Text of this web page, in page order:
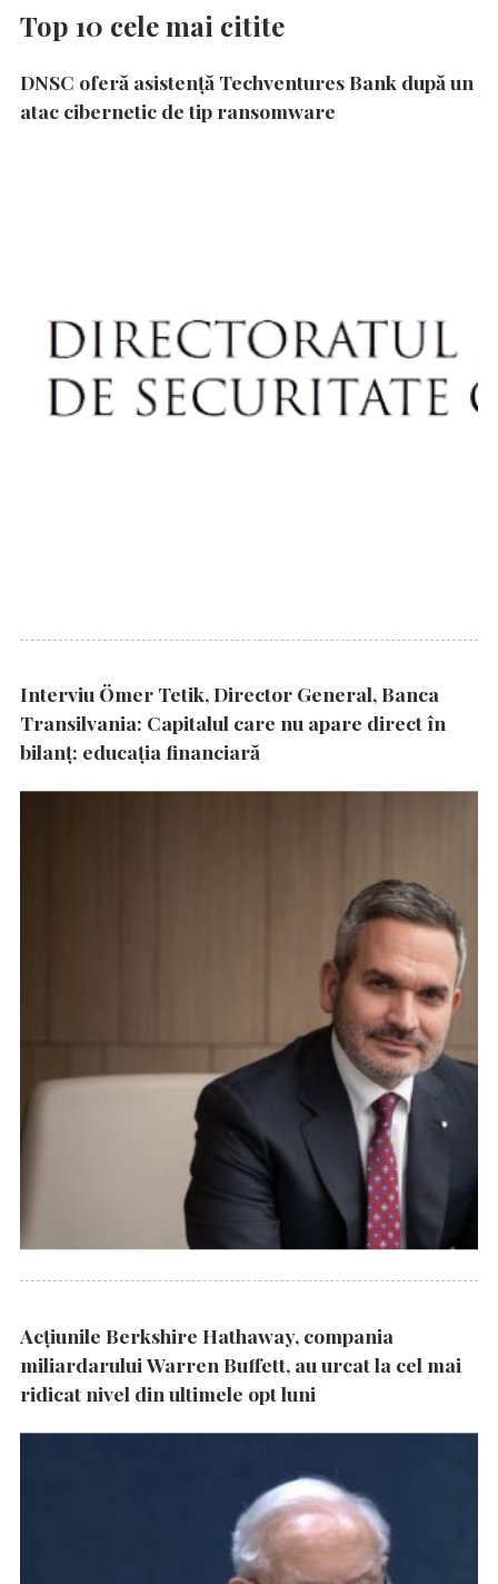
Top 10 cele mai citite
DNSC oferă asistență Techventures Bank după un
atac cibernetic de tip ransomware
Interviu Ömer Tetik, Director General, Banca
Transilvania: Capitalul care nu apare direct în
bilanț: educația financiară
Acțiunile Berkshire Hathaway, compania
miliardarului Warren Buffett, au urcat la cel mai
ridicat nivel din ultimele opt luni